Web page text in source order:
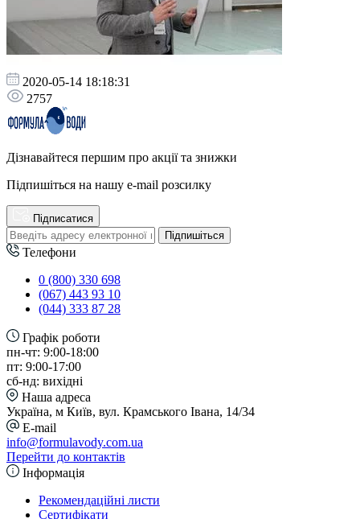
2020-05-14 18:18:31
2757
Дізнавайтеся першим про акції та знижки
Підпишіться на нашу e-mail розсилку
Підписатися
Підпишіться
Телефони
0 (800) 330 698
(067) 443 93 10
(044) 333 87 28
Графік роботи
пн-чт: 9:00-18:00
пт: 9:00-17:00
сб-нд: вихідні
Наша адреса
Україна, м Київ, вул. Крамського Івана, 14/34
E-mail
info@formulavody.com.ua
Перейти до контактів
Інформація
Рекомендаційні листи
Сертифікати